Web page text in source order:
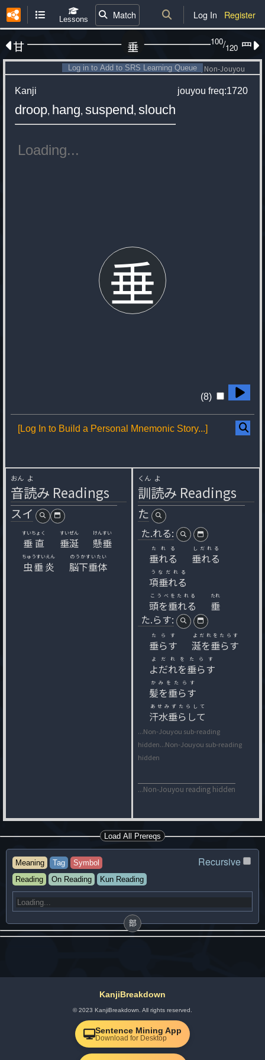
Lessons Match Log In Register
甘 100/120
垂 罒
Non-Jouyou
Log in to Add to SRS Learning Queue
Kanji
droop, hang, suspend, slouch
jouyou freq:1720
垂
(8)
[Log In to Build a Personal Mnemonic Story...]
音
おん
読
よ
み Readings
スイ
垂直
すいちょく
垂涎
すいぜん
懸垂
けんすい
虫垂炎
ちゅうすいえん
脳下垂体
のうかすいたい
訓
くん
読
よ
み Readings
た
た.れる:
垂れる
たれる
垂れる
しだれる
項垂れる
うなだれる
頭を垂れる
こうべをたれる
垂
たれ
た.らす:
垂らす
たらす
涎を垂らす
よだれをたらす
よだれを垂らす
よだれをたらす
髪を垂らす
かみをたらす
汗水垂らして
あせみずたらして
...Non-Jouyou sub-reading
hidden...Non-Jouyou sub-reading
hidden
...Non-Jouyou reading hidden
Load All Prereqs
Recursive
Meaning Tag
Symbol
Reading
On Reading Kun Reading
部
KanjiBreakdown
© 2023 KanjiBreakdown. All rights reserved.
Sentence Mining App
Download for Desktop